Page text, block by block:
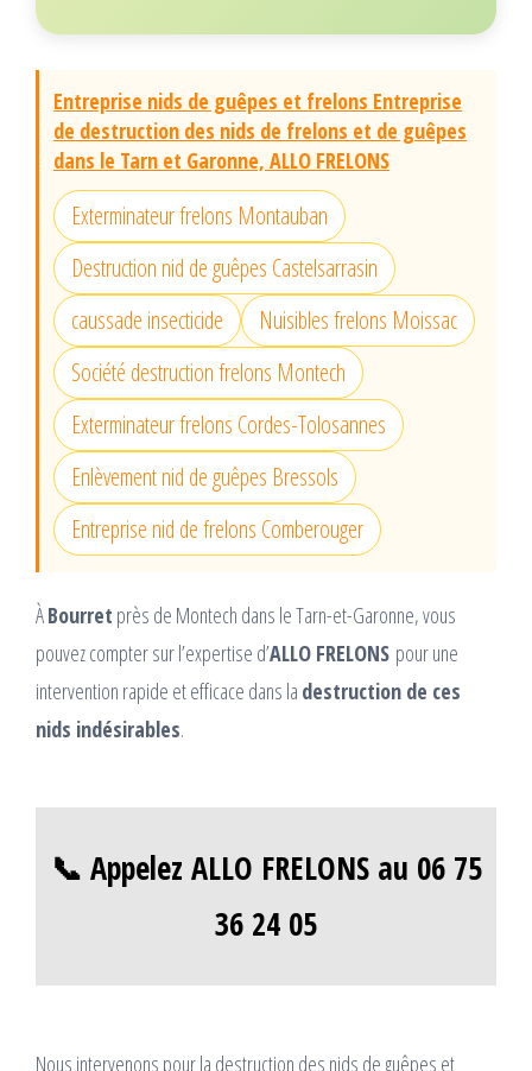
Entreprise nids de guêpes et frelons Entreprise
de destruction des nids de frelons et de guêpes
dans le Tarn et Garonne, ALLO FRELONS
Exterminateur frelons Montauban
Destruction nid de guêpes Castelsarrasin
caussade insecticide
Nuisibles frelons Moissac
Société destruction frelons Montech
Exterminateur frelons Cordes-Tolosannes
Enlèvement nid de guêpes Bressols
Entreprise nid de frelons Comberouger
ÀBourret près de Montech dans le Tarn-et-Garonne, vous
pouvez compter sur l’expertise d’ALLO FRELONS pour une
intervention rapide et efficace dans la destruction de ces
nids indésirables.
📞 Appelez ALLO FRELONS au 06 75
36 24 05
Nous intervenons pour la destruction des nids de guêpes et